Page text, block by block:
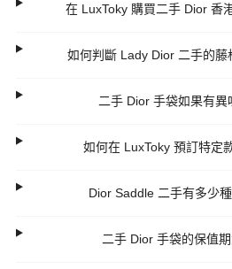
在 LuxToky 購買二手 Dior 香
如何判斷 Lady Dior 二手的藤
二手 Dior 手袋如果有異
如何在 LuxToky 預訂特定
Dior Saddle 二手有多少
二手 Dior 手袋的保值